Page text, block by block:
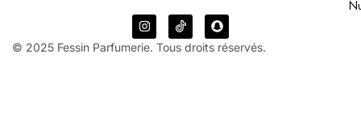
© 2025 Fessin Parfumerie. Tous droits réservés.